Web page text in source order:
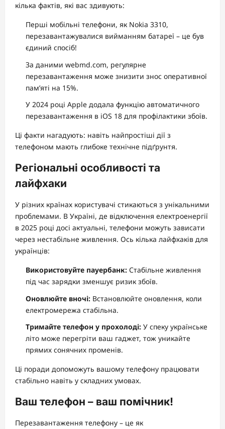
кілька фактів, які вас здивують:
Перші мобільні телефони, як Nokia 3310,
перезавантажувалися вийманням батареї – це був
єдиний спосіб!
За даними webmd.com, регулярне
перезавантаження може знизити знос оперативної
пам’яті на 15%.
У 2024 році Apple додала функцію автоматичного
перезавантаження в iOS 18 для профілактики збоїв.
Ці факти нагадують: навіть найпростіші дії з
телефоном мають глибоке технічне підґрунтя.
Регіональні особливості та
лайфхаки
У різних країнах користувачі стикаються з унікальними
проблемами. В Україні, де відключення електроенергії
в 2025 році досі актуальні, телефони можуть зависати
через нестабільне живлення. Ось кілька лайфхаків для
українців:
Використовуйте пауербанк: Стабільне живлення
під час зарядки зменшує ризик збоїв.
Оновлюйте вночі: Встановлюйте оновлення, коли
електромережа стабільна.
Тримайте телефон у прохолоді: У спеку українське
літо може перегріти ваш гаджет, тож уникайте
прямих сонячних променів.
Ці поради допоможуть вашому телефону працювати
стабільно навіть у складних умовах.
Ваш телефон – ваш помічник!
Перезавантаження телефону – це як